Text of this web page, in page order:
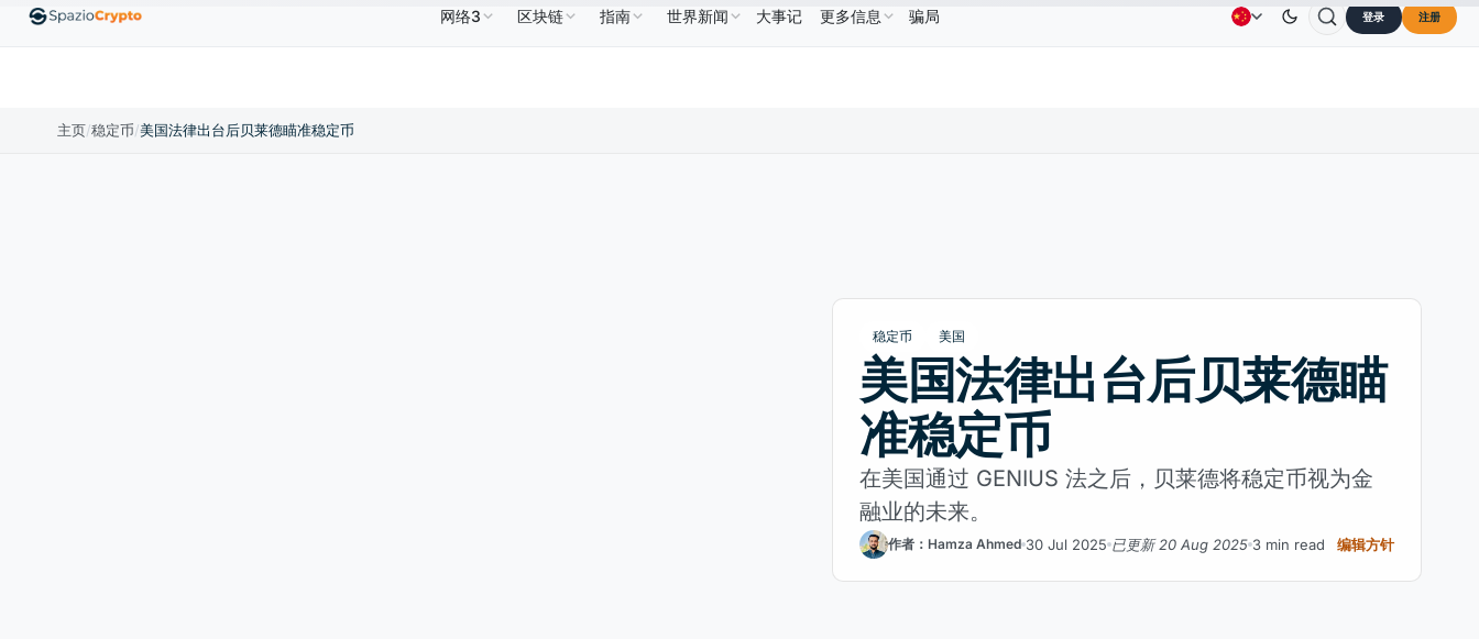
↑1.10% EthereumETH ↑0.00% BNB BNBUS$586.64↑2.10% USDCUSDC US$0.9995 ↑0.00% XRP XRPUS$1.09 TRONTRX US$0.3264 ↓0.30% Dogecoin
网络3 区块链 指南 世界新闻 大事记 更多信息 骗局 登录 注册
主页/稳定币/美国法律出台后贝莱德瞄准稳定币
稳定币 美国
美国法律出台后贝莱德瞄
准稳定币
在美国通过 GENIUS 法之后，贝莱德将稳定币视为金
融业的未来。
作者：Hamza Ahmed 30 Jul 2025 已更新 20 Aug 2025 3 min read 编辑方针